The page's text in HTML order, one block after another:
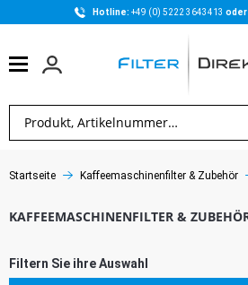
Hotline: +49 (0) 5222 3643413 oder
Startseite Kaffeemaschinenfilter & Zubehör